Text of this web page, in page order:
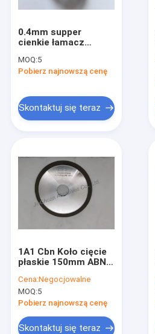
0.4mm supper
cienkie łamacz
metalowy cbn koło
do cięcia 1A8 dla
MOQ:5
Pobierz najnowszą cenę
Skontaktuj się teraz
1A1 Cbn Koło cięcie
płaskie 150mm ABN
150*1.0*31.755*10mm
Cena:Negocjowalne
MOQ:5
Pobierz najnowszą cenę
Skontaktuj się teraz